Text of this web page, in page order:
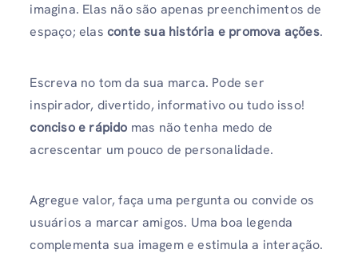
imagina. Elas não são apenas preenchimentos de
espaço; elas conte sua história e promova ações.
Escreva no tom da sua marca. Pode ser
inspirador, divertido, informativo ou tudo isso!
conciso e rápido mas não tenha medo de
acrescentar um pouco de personalidade.
Agregue valor, faça uma pergunta ou convide os
usuários a marcar amigos. Uma boa legenda
complementa sua imagem e estimula a interação.